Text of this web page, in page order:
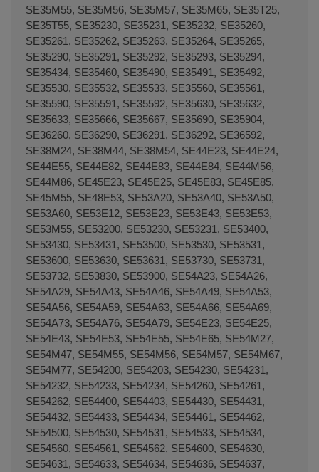
SE35M55, SE35M56, SE35M57, SE35M65, SE35T25,
SE35T55, SE35230, SE35231, SE35232, SE35260,
SE35261, SE35262, SE35263, SE35264, SE35265,
SE35290, SE35291, SE35292, SE35293, SE35294,
SE35434, SE35460, SE35490, SE35491, SE35492,
SE35530, SE35532, SE35533, SE35560, SE35561,
SE35590, SE35591, SE35592, SE35630, SE35632,
SE35633, SE35666, SE35667, SE35690, SE35904,
SE36260, SE36290, SE36291, SE36292, SE36592,
SE38M24, SE38M44, SE38M54, SE44E23, SE44E24,
SE44E55, SE44E82, SE44E83, SE44E84, SE44M56,
SE44M86, SE45E23, SE45E25, SE45E83, SE45E85,
SE45M55, SE48E53, SE53A20, SE53A40, SE53A50,
SE53A60, SE53E12, SE53E23, SE53E43, SE53E53,
SE53M55, SE53200, SE53230, SE53231, SE53400,
SE53430, SE53431, SE53500, SE53530, SE53531,
SE53600, SE53630, SE53631, SE53730, SE53731,
SE53732, SE53830, SE53900, SE54A23, SE54A26,
SE54A29, SE54A43, SE54A46, SE54A49, SE54A53,
SE54A56, SE54A59, SE54A63, SE54A66, SE54A69,
SE54A73, SE54A76, SE54A79, SE54E23, SE54E25,
SE54E43, SE54E53, SE54E55, SE54E65, SE54M27,
SE54M47, SE54M55, SE54M56, SE54M57, SE54M67,
SE54M77, SE54200, SE54203, SE54230, SE54231,
SE54232, SE54233, SE54234, SE54260, SE54261,
SE54262, SE54400, SE54403, SE54430, SE54431,
SE54432, SE54433, SE54434, SE54461, SE54462,
SE54500, SE54530, SE54531, SE54533, SE54534,
SE54560, SE54561, SE54562, SE54600, SE54630,
SE54631, SE54633, SE54634, SE54636, SE54637,